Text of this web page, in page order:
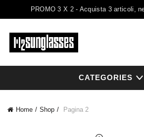
PROMO 3 X 2 - Acquista 3 articoli,
CATEGORIES
Home Shop Pagina 3